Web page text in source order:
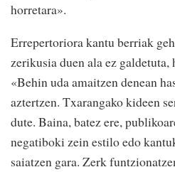
horretara».
Errepertoriora kantu berriak
zerikusia duen ala ez
«Behin uda amaitzen denean
aztertzen. Txarangako kideen
dute. Baina, batez ere,
negatiboki zein estilo edo
saiatzen gara. Zerk